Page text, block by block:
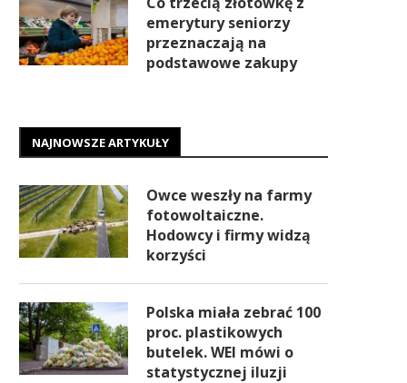
emerytury seniorzy
przeznaczają na
podstawowe zakupy
NAJNOWSZE ARTYKUŁY
Owce weszły na farmy
fotowoltaiczne.
Hodowcy i firmy widzą
korzyści
Polska miała zebrać 100
proc. plastikowych
butelek. WEI mówi o
statystycznej iluzji